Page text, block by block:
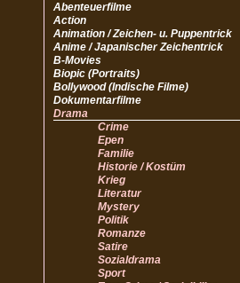
Abenteuerfilme
Action
Animation / Zeichen- u. Puppentrick
Anime / Japanischer Zeichentrick
B-Movies
Biopic (Portraits)
Bollywood (Indische Filme)
Dokumentarfilme
Drama
Crime
Epen
Familie
Historie / Kostüm
Krieg
Literatur
Mystery
Politik
Romanze
Satire
Sozialdrama
Sport